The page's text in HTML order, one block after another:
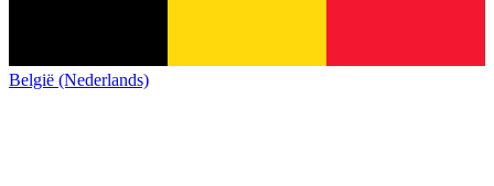
België (Nederlands)